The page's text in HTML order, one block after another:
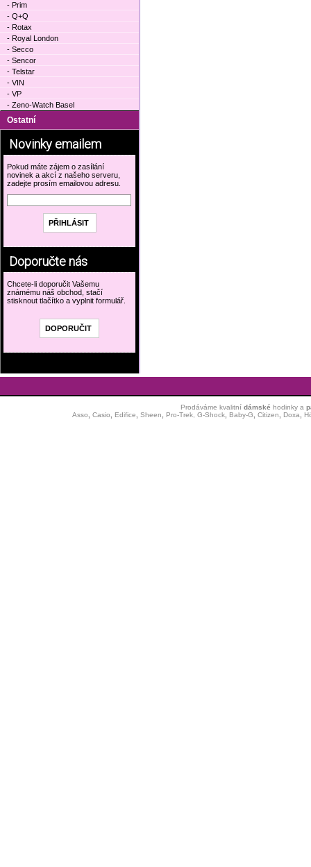
- Prim
- Q+Q
- Rotax
- Royal London
- Secco
- Sencor
- Telstar
- VIN
- VP
- Zeno-Watch Basel
Ostatní
Novinky emailem
Pokud máte zájem o zasílání
novinek a akcí z našeho serveru,
zadejte prosím emailovou adresu.
Doporučte nás
Chcete-li doporučit Vašemu
známému náš obchod, stačí
stisknout tlačítko a vyplnit formulář.
Prodáváme kvalitní dámské hodinkya
Asso
Casio Edifice Sheen Pro-Trek, G-Shock, Baby-G Citizen Doxa